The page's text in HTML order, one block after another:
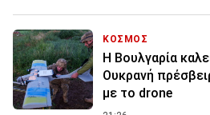
ΚΟΣΜΟΣ
Η Βουλγαρία
Ουκρανή
με το drone